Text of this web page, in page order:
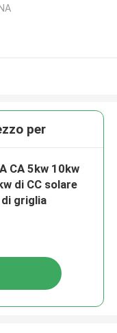
per
CA 5kw 10kw
di CC solare
griglia